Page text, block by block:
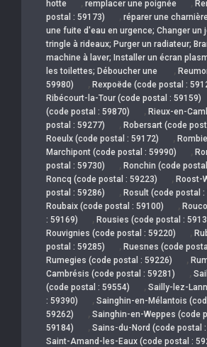
hotte
, remplacer une poignée ,
postal : 59173)
, réparer une
une fuite d'eau en urgence; Changer un
tringle à rideaux; Purger un radiateur;
machine à laver; Installer un écran
les toilettes; Déboucher une
,
59980)
, Rexpoëde (code postal :
Ribécourt-la-Tour (code postal : 59159)
(code postal : 59870)
, Rieux-en-
postal : 59277)
, Robersart (code
Roeulx (code postal : 59172) ,
Marchipont (code postal : 59990)
,
postal : 59730)
, Ronchin (code
Roncq (code postal : 59223) , Roost-
postal : 59286)
, Rosult (code postal :
Roubaix (code postal : 59100) ,
: 59169)
, Rousies (code postal :
Rouvignies (code postal : 59220) ,
postal : 59285)
, Ruesnes (code
Rumegies (code postal : 59226) ,
Cambrésis (code postal : 59281)
,
(code postal : 59554)
, Sailly-lez-
: 59390)
, Sainghin-en-Mélantois
59262)
, Sainghin-en-Weppes (code
59184)
, Sains-du-Nord (code postal
Saint-Amand-les-Eaux (code postal :